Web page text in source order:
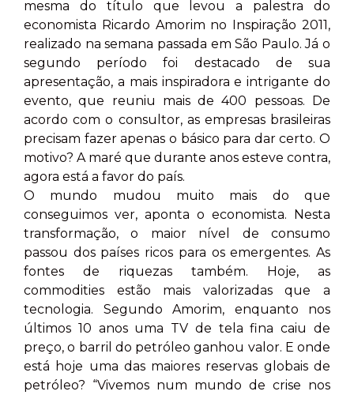
mesma do título que levou a palestra do
economista Ricardo Amorim no Inspiração 2011,
realizado na semana passada em São Paulo. Já o
segundo período foi destacado de sua
apresentação, a mais inspiradora e intrigante do
evento, que reuniu mais de 400 pessoas. De
acordo com o consultor, as empresas brasileiras
precisam fazer apenas o básico para dar certo. O
motivo? A maré que durante anos esteve contra,
agora está a favor do país.
O mundo mudou muito mais do que
conseguimos ver, aponta o economista. Nesta
transformação, o maior nível de consumo
passou dos países ricos para os emergentes. As
fontes de riquezas também. Hoje, as
commodities estão mais valorizadas que a
tecnologia. Segundo Amorim, enquanto nos
últimos 10 anos uma TV de tela fina caiu de
preço, o barril do petróleo ganhou valor. E onde
está hoje uma das maiores reservas globais de
petróleo? “Vivemos num mundo de crise nos